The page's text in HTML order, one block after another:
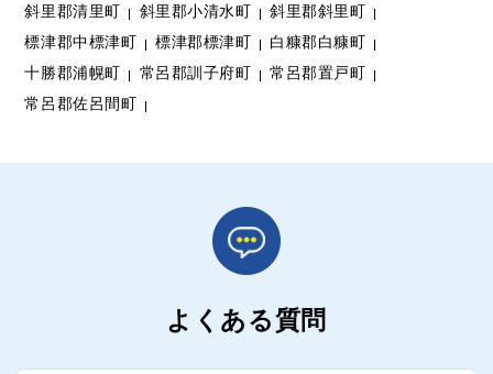
斜里郡清里町
斜里郡小清水町
斜里郡斜里町
標津郡中標津町
標津郡標津町
白糠郡白糠町
十勝郡浦幌町
常呂郡訓子府町
常呂郡置戸町
常呂郡佐呂間町
よくある質問